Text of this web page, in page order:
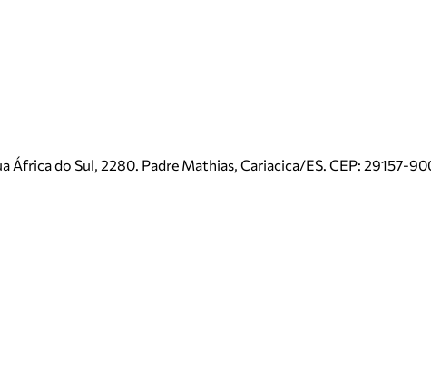
África do Sul, 2280. Padre Mathias, Cariacica/ES. CEP: 29157-